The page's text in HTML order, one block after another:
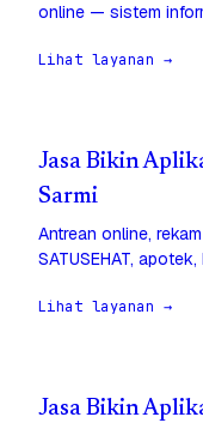
online — sistem
Lihat layanan →
Jasa Bikin
Sarmi
Antrean online,
SATUSEHAT,
Lihat layanan →
Jasa Bikin